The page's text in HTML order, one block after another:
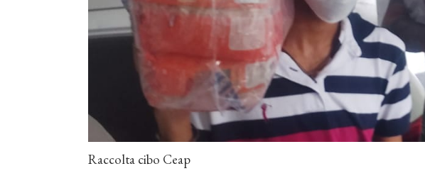
Raccolta cibo Ceap